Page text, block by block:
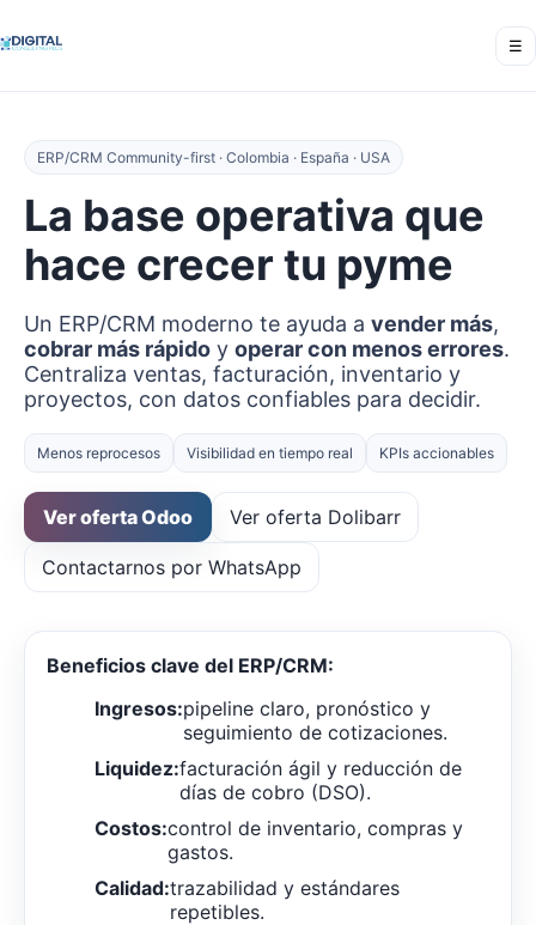
☰
ERP/CRM Community-first · Colombia · España · USA
La base operativa que
hace crecer tu pyme
Un ERP/CRM moderno te ayuda a vender más,
cobrar más rápido y operar con menos errores.
Centraliza ventas, facturación, inventario y
proyectos, con datos confiables para decidir.
Menos reprocesos Visibilidad en tiempo real KPIs accionables
Ver oferta Odoo Ver oferta Dolibarr
Contactarnos por WhatsApp
Beneficios clave del ERP/CRM:
Ingresos:pipeline claro, pronóstico y
seguimiento de cotizaciones.
Liquidez:facturación ágil y reducción de
días de cobro (DSO).
Costos:control de inventario, compras y
gastos.
Calidad:trazabilidad y estándares
repetibles.